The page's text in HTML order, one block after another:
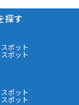
探す
ポット
ポット
ポット
ポット